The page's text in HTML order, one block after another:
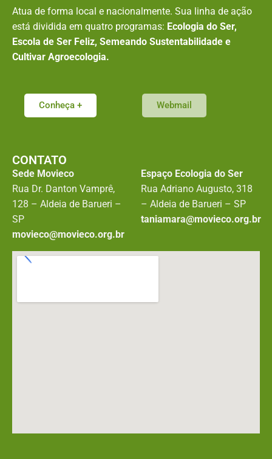
Atua de forma local e nacionalmente. Sua linha de ação
está dividida em quatro programas: Ecologia do Ser,
Escola de Ser Feliz, Semeando Sustentabilidade e
Cultivar Agroecologia.
Conheça + Webmail
CONTATO
Sede Movieco
Rua Dr. Danton Vamprê,
128 – Aldeia de Barueri –
SP
movieco@movieco.org.br
Espaço Ecologia do Ser
Rua Adriano Augusto, 318
– Aldeia de Barueri – SP
taniamara@movieco.org.br